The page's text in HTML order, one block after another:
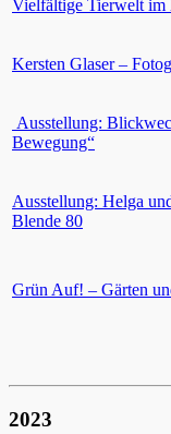
Vielfältige Tierwelt im
Kersten Glaser –
Ausstellung:
Bewegung“
Ausstellung: Helga
Blende 80
Grün Auf! – Gärten
2023